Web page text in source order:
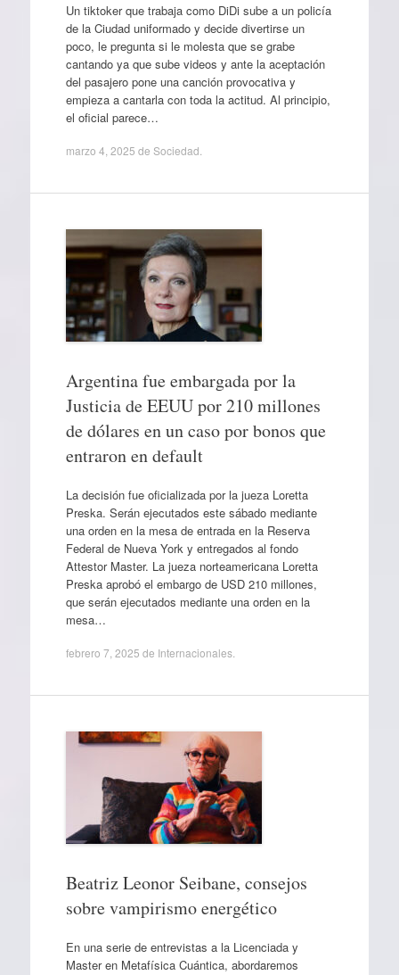
Un tiktoker que trabaja como DiDi sube a un policía
de la Ciudad uniformado y decide divertirse un
poco, le pregunta si le molesta que se grabe
cantando ya que sube videos y ante la aceptación
del pasajero pone una canción provocativa y
empieza a cantarla con toda la actitud. Al principio,
el oficial parece…
marzo 4, 2025 de Sociedad
Argentina fue embargada por la
Justicia de EEUU por 210 millones
de dólares en un caso por bonos que
entraron en default
La decisión fue oficializada por la jueza Loretta
Preska. Serán ejecutados este sábado mediante
una orden en la mesa de entrada en la Reserva
Federal de Nueva York y entregados al fondo
Attestor Master. La jueza norteamericana Loretta
Preska aprobó el embargo de USD 210 millones,
que serán ejecutados mediante una orden en la
mesa…
febrero 7, 2025 de Internacionales.
Beatriz Leonor Seibane, consejos
sobre vampirismo energético
En una serie de entrevistas a la Licenciada y
Master en Metafísica Cuántica, abordaremos